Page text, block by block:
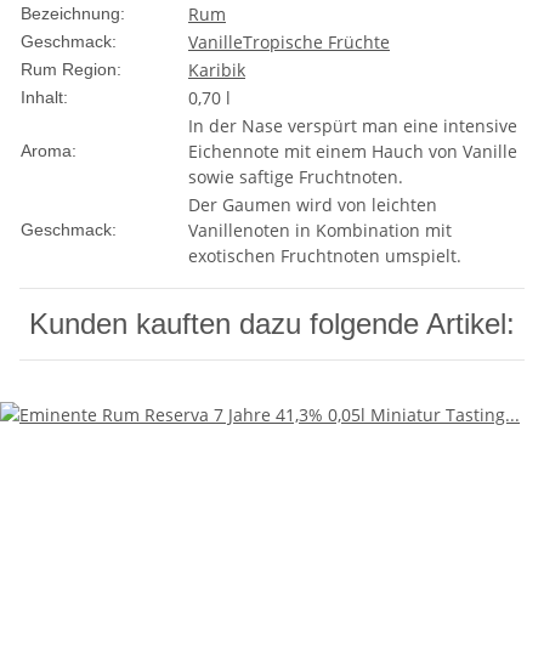
Bezeichnung: Rum
Geschmack: VanilleTropische Früchte
Rum Region: Karibik
Inhalt: 0,70 l
Aroma:
In der Nase verspürt man eine intensive
Eichennote mit einem Hauch von Vanille
sowie saftige Fruchtnoten.
Geschmack:
Der Gaumen wird von leichten
Vanillenoten in Kombination mit
exotischen Fruchtnoten umspielt.
Kunden kauften dazu folgende Artikel: